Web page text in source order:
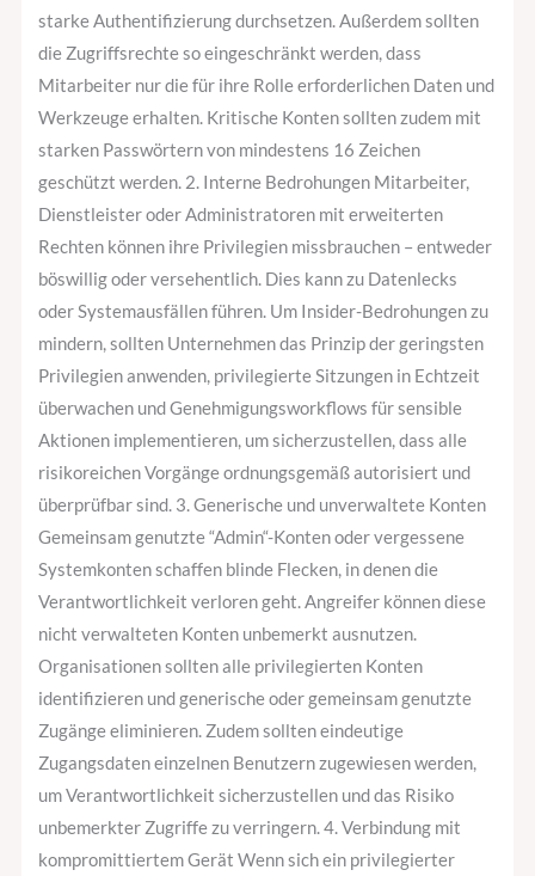
starke Authentifizierung durchsetzen. Außerdem sollten
die Zugriffsrechte so eingeschränkt werden, dass
Mitarbeiter nur die für ihre Rolle erforderlichen Daten und
Werkzeuge erhalten. Kritische Konten sollten zudem mit
starken Passwörtern von mindestens 16 Zeichen
geschützt werden. 2. Interne Bedrohungen Mitarbeiter,
Dienstleister oder Administratoren mit erweiterten
Rechten können ihre Privilegien missbrauchen – entweder
böswillig oder versehentlich. Dies kann zu Datenlecks
oder Systemausfällen führen. Um Insider-Bedrohungen zu
mindern, sollten Unternehmen das Prinzip der geringsten
Privilegien anwenden, privilegierte Sitzungen in Echtzeit
überwachen und Genehmigungsworkflows für sensible
Aktionen implementieren, um sicherzustellen, dass alle
risikoreichen Vorgänge ordnungsgemäß autorisiert und
überprüfbar sind. 3. Generische und unverwaltete Konten
Gemeinsam genutzte “Admin“-Konten oder vergessene
Systemkonten schaffen blinde Flecken, in denen die
Verantwortlichkeit verloren geht. Angreifer können diese
nicht verwalteten Konten unbemerkt ausnutzen.
Organisationen sollten alle privilegierten Konten
identifizieren und generische oder gemeinsam genutzte
Zugänge eliminieren. Zudem sollten eindeutige
Zugangsdaten einzelnen Benutzern zugewiesen werden,
um Verantwortlichkeit sicherzustellen und das Risiko
unbemerkter Zugriffe zu verringern. 4. Verbindung mit
kompromittiertem Gerät Wenn sich ein privilegierter